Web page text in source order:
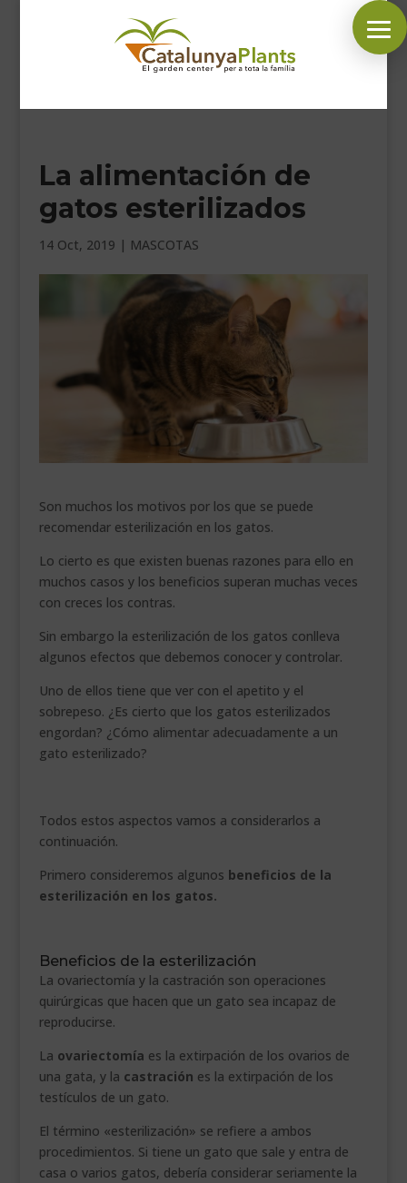
SÍGUENOS EN:
INICIO
PLANTAS
HORARIO GARDEN
___________________________
VEURE EN CATALÀ
La alimentación de
gatos esterilizados
14 Oct, 2019 | MASCOTAS
Son muchos los motivos por los que se puede
recomendar esterilización en los gatos.
Lo cierto es que existen buenas razones para ello en
muchos casos y los beneficios superan muchas veces
con creces los contras.
Sin embargo la esterilización de los gatos conlleva
algunos efectos que debemos conocer y controlar.
Uno de ellos tiene que ver con el apetito y el
sobrepeso. ¿Es cierto que los gatos esterilizados
engordan? ¿Cómo alimentar adecuadamente a un
gato esterilizado?
Todos estos aspectos vamos a considerarlos a
continuación.
Primero consideremos algunos beneficios de la
esterilización en los gatos.
Beneficios de la esterilización
La ovariectomía y la castración son operaciones
quirúrgicas que hacen que un gato sea incapaz de
reproducirse.
La ovariectomía es la extirpación de los ovarios de
una gata, y la castración es la extirpación de los
testículos de un gato.
El término «esterilización» se refiere a ambos
procedimientos. Si tiene un gato que sale y entra de
casa o varios gatos, debería considerar seriamente la